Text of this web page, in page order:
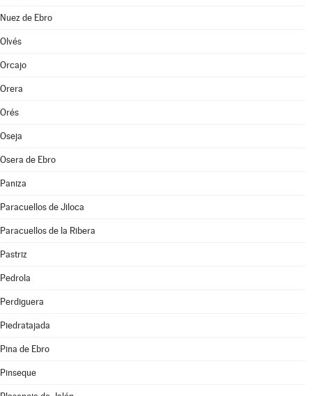
Nuez de Ebro
Olvés
Orcajo
Orera
Orés
Oseja
Osera de Ebro
Paniza
Paracuellos de Jiloca
Paracuellos de la Ribera
Pastriz
Pedrola
Perdiguera
Piedratajada
Pina de Ebro
Pinseque